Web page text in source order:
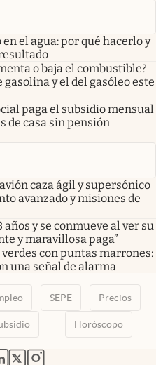
el agua: por qué hacerlo y
o baja el combustible?
y el del gasóleo este
paga el subsidio mensual
de casa sin pensión
caza ágil y supersónico
avanzado y misiones de
años y se conmueve al ver su
y maravillosa paga”
con puntas marrones:
una señal de alarma
SEPE Precios
Horóscopo
nueva pestaña
en nueva pestaña
abre en nueva pestaña
abre en nueva pestaña
abre en nueva pestaña